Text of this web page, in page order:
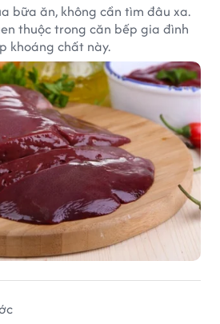
bữa ăn, không cần tìm đâu xa.
thuộc trong căn bếp gia đình
khoáng chất này.